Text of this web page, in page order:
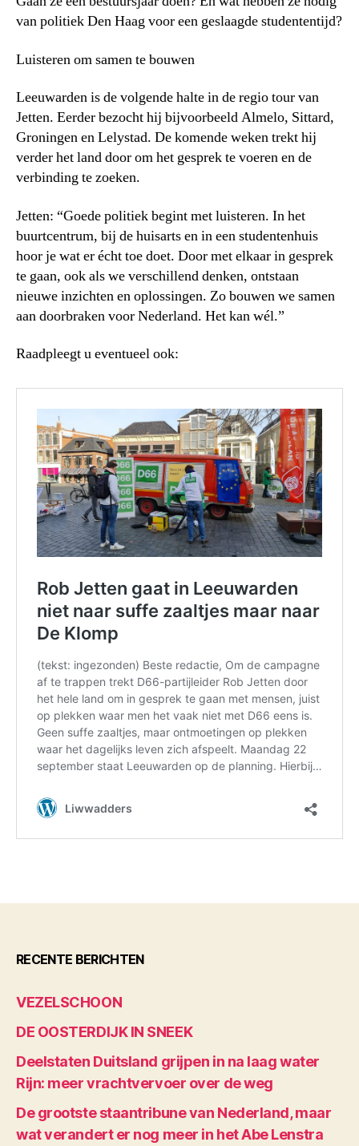
van politiek Den Haag voor een geslaagde studententijd?
Luisteren om samen te bouwen
Leeuwarden is de volgende halte in de regio tour van
Jetten. Eerder bezocht hij bijvoorbeeld Almelo, Sittard,
Groningen en Lelystad. De komende weken trekt hij
verder het land door om het gesprek te voeren en de
verbinding te zoeken.
Jetten: “Goede politiek begint met luisteren. In het
buurtcentrum, bij de huisarts en in een studentenhuis
hoor je wat er écht toe doet. Door met elkaar in gesprek
te gaan, ook als we verschillend denken, ontstaan
nieuwe inzichten en oplossingen. Zo bouwen we samen
aan doorbraken voor Nederland. Het kan wél.”
Raadpleegt u eventueel ook:
RECENTE BERICHTEN
VEZELSCHOON
DE OOSTERDIJK IN SNEEK
Deelstaten Duitsland grijpen in na laag water
Rijn: meer vrachtvervoer over de weg
De grootste staantribune van Nederland, maar
wat verandert er nog meer in het Abe Lenstra